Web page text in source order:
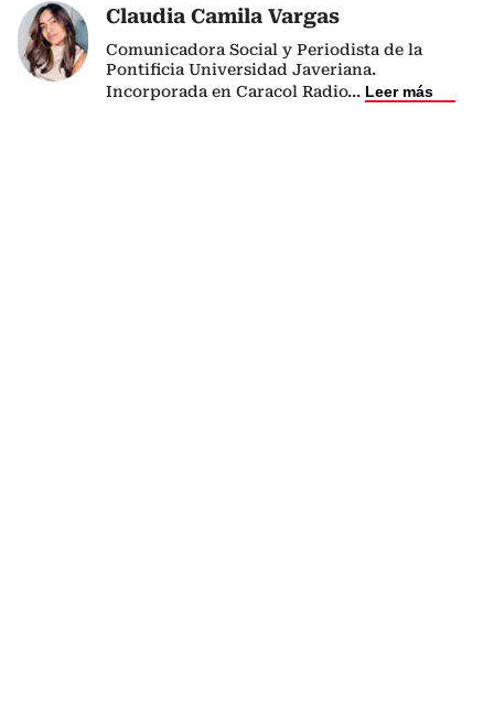
Claudia Camila Vargas
Comunicadora Social y Periodista de la
Pontificia Universidad Javeriana.
Incorporada en Caracol Radio... Leer más